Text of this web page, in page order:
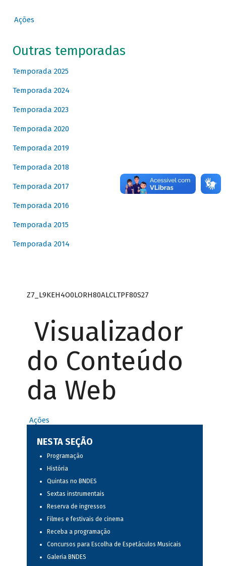
Ações
Outras temporadas
Temporada 2025
Temporada 2024
Temporada 2023
Temporada 2020
Temporada 2019
Temporada 2018
Temporada 2017
Temporada 2016
Temporada 2015
Temporada 2014
Z7_L9KEH4O0LORH80ALCLTPF80S27
Visualizador
do Conteúdo
da Web
Ações
NESTA SEÇÃO
Programação
História
Quintas no BNDES
Sextas instrumentais
Reserva de ingressos
Filmes e festivais de cinema
Receba a programação
Concursos para Escolha de Espetáculos Musicais
Galeria BNDES